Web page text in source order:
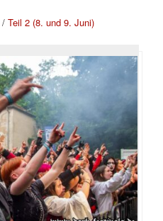
/Teil 2 (8. und 9. Juni)